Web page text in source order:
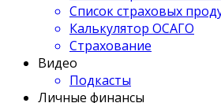
Список страховых
Калькулятор ОСАГО
Страхование
Видео
Подкасты
Личные финансы